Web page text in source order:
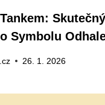
Symbolu
26. 1. 2026